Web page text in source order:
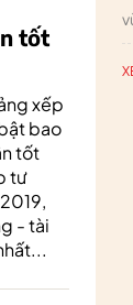
tốt
xếp
bao
tốt
tư
- tài